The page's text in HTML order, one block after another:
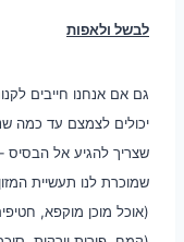
לבשל ולאפות
גם אם אנחנו חייבים
יכולים לצמצם עד כמה
שצריך להגיע אל הבסיס
שמוכרת לנו תעשיית
(אוכל מוכן מוקפא,